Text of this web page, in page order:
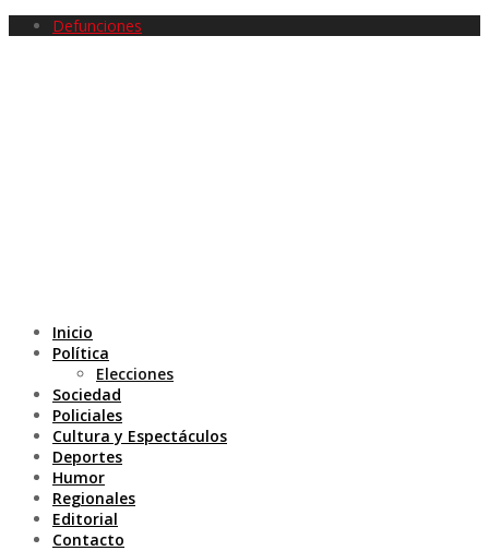
Defunciones
Inicio
Política
Elecciones
Sociedad
Policiales
Cultura y Espectáculos
Deportes
Humor
Regionales
Editorial
Contacto